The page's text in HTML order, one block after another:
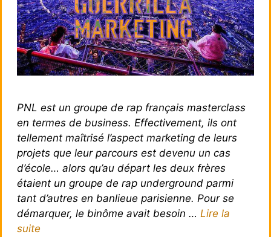
PNL est un groupe de rap français masterclass
en termes de business. Effectivement, ils ont
tellement maîtrisé l’aspect marketing de leurs
projets que leur parcours est devenu un cas
d’école… alors qu’au départ les deux frères
étaient un groupe de rap underground parmi
tant d’autres en banlieue parisienne. Pour se
démarquer, le binôme avait besoin … Lire la
suite